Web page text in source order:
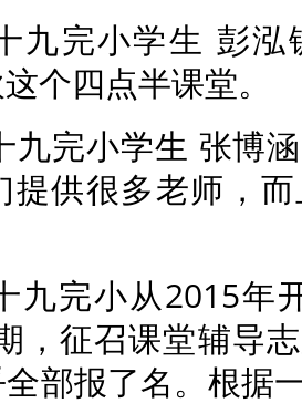
九完小学生 彭
个四点半课堂。
九完小学生 张博
提供很多老师，
九完小从2015年
，征召课堂辅导
部报了名。根据